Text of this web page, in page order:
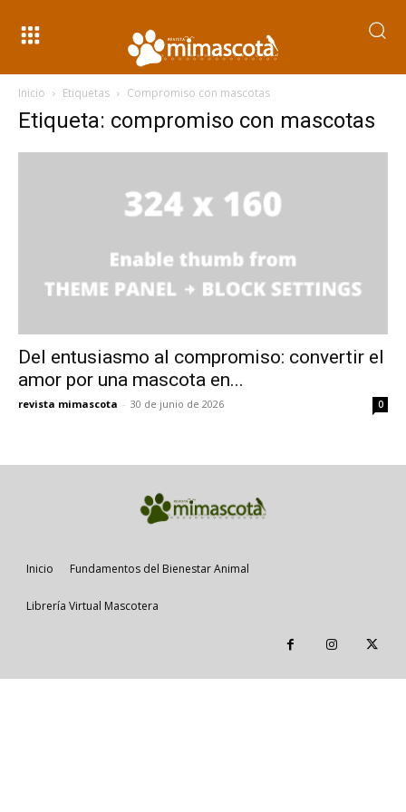
Inicio Etiquetas Compromiso con mascotas
Etiqueta: compromiso con mascotas
Del entusiasmo al compromiso: convertir el
amor por una mascota en...
revista mimascota - 30 de junio de 2026 0
Inicio Fundamentos del Bienestar Animal
Librería Virtual Mascotera